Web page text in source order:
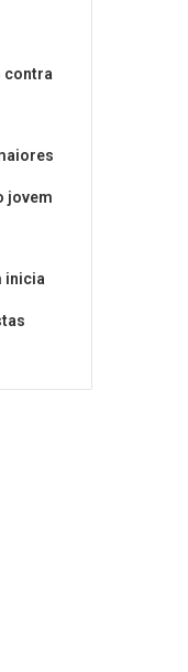
contra
jovem
inicia